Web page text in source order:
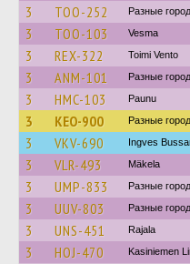
3 TOO-252 Разные
3 TOO-103 Vesma
3 REX-322 Toimi Vento
3 ANM-101 Разные
3 HMC-103 Paunu
3 KEO-900 Разные
3 VKV-690 Ingves
3 VLR-493 Mäkela
3 UMP-833 Разные
3 UUV-803 Разные
3 UNS-451 Rajala
3 HOJ-470 Kasiniemen